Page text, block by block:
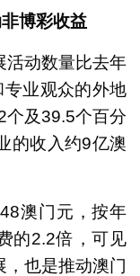
博彩收益
活动数量比去年
业观众的外地
个及39.5个百分
的收入约9亿澳
澳门元，按年
的2.2倍，可见
，也是推动澳门